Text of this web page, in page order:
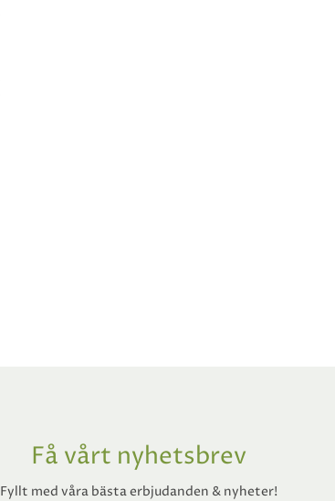
Få vårt nyhetsbrev
Fyllt med våra bästa erbjudanden & nyheter!